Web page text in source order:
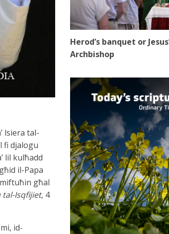
lsiera tal-
fi djalogu
lil kulħadd
il-Papa
għal
tal-Isqfijiet, 4
id-
Herod’s banquet or
Archbishop